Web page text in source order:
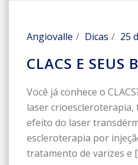
Angiovalle Dicas 25
CLACS E SEUS
Você já conhece o
laser crioescleroterapia,
efeito do laser
escleroterapia por
tratamento de varizes e